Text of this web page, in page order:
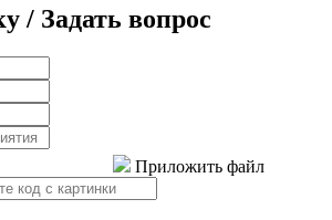
/ Задать вопрос
Приложить файл